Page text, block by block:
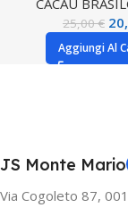
CACAU BRASIL
25,00€
Aggiungi Al
JS Monte Mario
Via Cogoleto 87,